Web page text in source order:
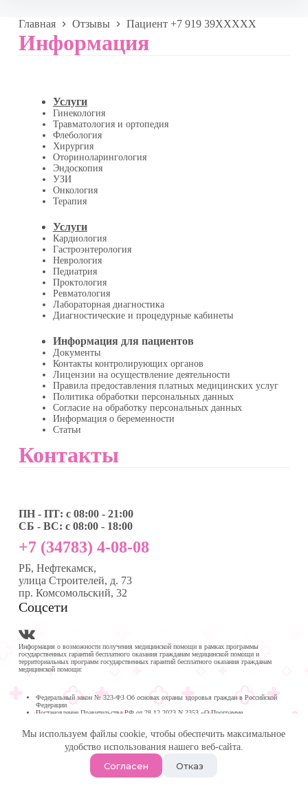
Мы используем файлы cookie, чтобы обеспечить максимальное
удобство использования нашего веб-сайта.
Согласен Отказ
Главная Отзывы Пациент +7 919 39XXXXX
Информация
Услуги
Гинекология
Травматология и ортопедия
Флебология
Хирургия
Оториноларингология
Эндоскопия
УЗИ
Онкология
Терапия
Услуги
Кардиология
Гастроэнтерология
Неврология
Педиатрия
Проктология
Ревматология
Лабораторная диагностика
Диагностические и процедурные кабинеты
Информация для пациентов
Документы
Контакты контролирующих органов
Лицензии на осуществление деятельности
Правила предоставления платных медицинских услуг
Политика обработки персональных данных
Согласие на обработку персональных данных
Информация о беременности
Статьи
Контакты
ПН - ПТ: с 08:00 - 21:00
СБ - ВС: с 08:00 - 18:00
+7 (34783) 4-08-08
РБ, Нефтекамск,
улица Строителей, д. 73
пр. Комсомольский, 32
Соцсети
Информация о возможности получения медицинской помощи в рамках программы
государственных гарантий бесплатного оказания гражданам медицинской помощи и
территориальных программ государственных гарантий бесплатного оказания гражданам
медицинской помощи:
Федеральный закон № 323-ФЗ Об основах охраны здоровья граждан в Российской
Федерации
Постановление Правительства РФ от 28.12.2023 N 2353 «О Программе
Программа государственных гарантий бесплатного оказания гражданам медицинской
Республике Башкортостан на 2024 год и на плановый период 2025 и 2026 годов
Медика Плюс
| Многопрофильная клиника в